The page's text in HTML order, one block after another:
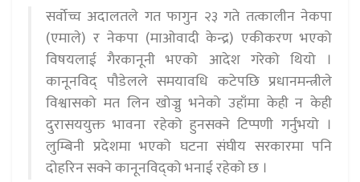
सर्वोच्च अदालतले गत फागुन २३ गते तत्कालीन नेकपा
(एमाले) र नेकपा (माओवादी केन्द्र) एकीकरण भएको
विषयलाई गैरकानूनी भएको आदेश गरेको थियो ।
कानूनविद् पौडेलले समयावधि कटेपछि प्रधानमन्त्रीले
विश्वासको मत लिन खोज्नु भनेको उहाँमा केही न केही
दुरासययुक्त भावना रहेको हुनसक्ने टिप्पणी गर्नुभयो ।
लुम्बिनी प्रदेशमा भएको घटना संघीय सरकारमा पनि
दोहरिन सक्ने कानूनविद्को भनाई रहेको छ ।